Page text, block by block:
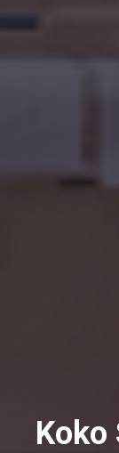
Koko